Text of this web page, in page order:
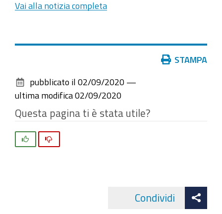
Vai alla notizia completa
documento
STAMPA
pubblicato il 02/09/2020 —
ultima modifica 02/09/2020
Questa pagina ti è stata utile?
Condividi